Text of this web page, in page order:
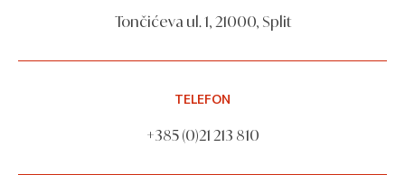
Tončićeva ul. 1, 21000, Split
TELEFON
+385 (0)21 213 810